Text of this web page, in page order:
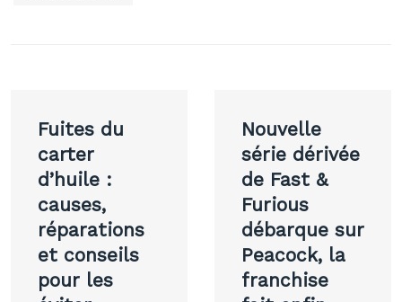
de
l’article
Fuites du
carter
d’huile :
causes,
réparations
et conseils
pour les
Nouvelle
série dérivée
de Fast &
Furious
débarque sur
Peacock, la
franchise